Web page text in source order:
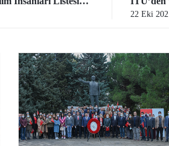
22 Eki